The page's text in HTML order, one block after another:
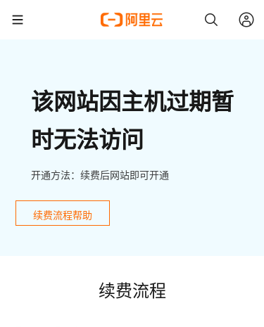
该网站因主机过期暂
时无法访问
开通方法：续费后网站即可开通
续费流程帮助
续费流程